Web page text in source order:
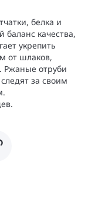
белка и
качества,
укрепить
от шлаков,
Ржаные отруби
за своим